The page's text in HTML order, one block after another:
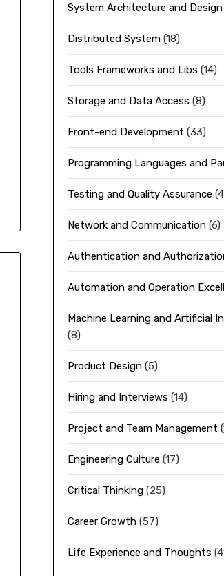
System Architecture and Design
Distributed System(18)
Tools Frameworks and Libs (14)
Storage and Data Access (8)
Front-end Development (33)
Programming Languages and
Testing and Quality Assurance
Network and Communication(6)
Authentication and
Automation and Operation
Machine Learning and Artificial
(8)
Product Design(5)
Hiring and Interviews (14)
Project and Team Management
Engineering Culture (17)
Critical Thinking(25)
Career Growth(57)
Life Experience and Thoughts